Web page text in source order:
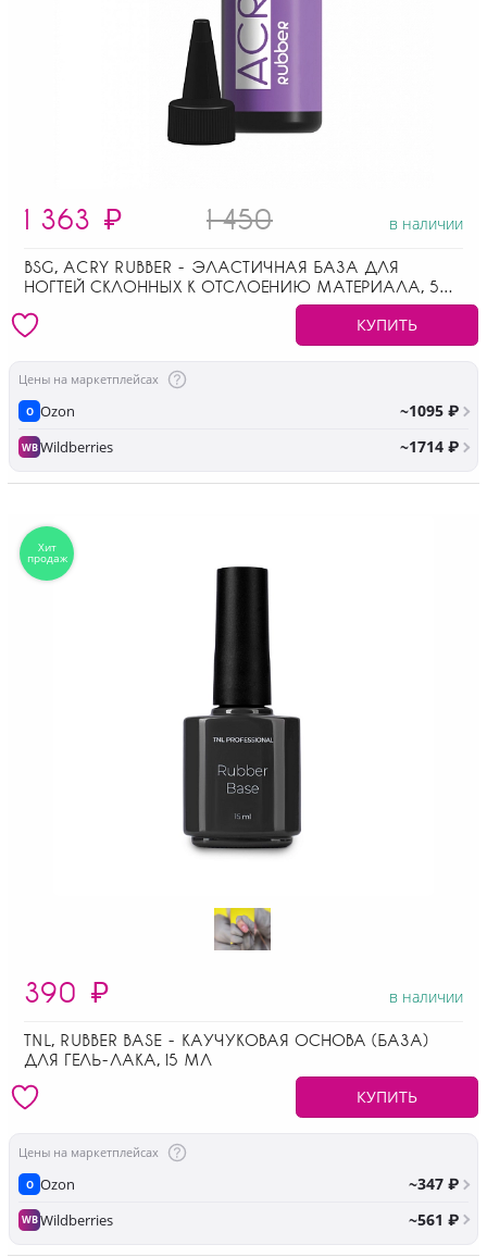
1 363 ₽ 1 450 в наличии
BSG, ACRY RUBBER - ЭЛАСТИЧНАЯ БАЗА ДЛЯ
НОГТЕЙ СКЛОННЫХ К ОТСЛОЕНИЮ МАТЕРИАЛА, 50
КУПИТЬ
Цены на маркетплейсах
O Ozon ~1095 ₽
WBWildberries ~1714 ₽
390 ₽ в наличии
TNL, RUBBER BASE - КАУЧУКОВАЯ ОСНОВА (БАЗА)
ДЛЯ ГЕЛЬ-ЛАКА, 15 МЛ
КУПИТЬ
Цены на маркетплейсах
O Ozon ~347 ₽
WBWildberries ~561 ₽